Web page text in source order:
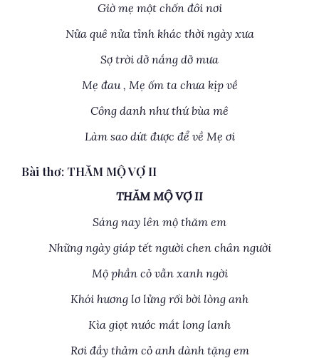
Giờ mẹ một chốn đôi nơi
Nửa quê nửa tỉnh khác thời ngày xưa
Sợ trời dở nắng dở mưa
Mẹ đau , Mẹ ốm ta chưa kịp về
Công danh như thứ bùa mê
Làm sao dứt được để về Mẹ ơi
Bài thơ: THĂM MỘ VỢ II
THĂM MỘ VỢ II
Sáng nay lên mộ thăm em
Những ngày giáp tết người chen chân người
Mộ phần cỏ vẫn xanh ngời
Khói hương lơ lửng rối bời lòng anh
Kìa giọt nước mắt long lanh
Rơi đầy thảm cỏ anh dành tặng em